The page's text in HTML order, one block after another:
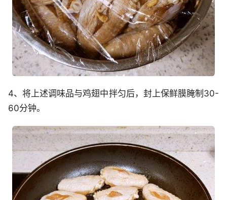
4、将上述调味品与鸡翅中拌匀后，封上保鲜膜腌制30-
60分钟。